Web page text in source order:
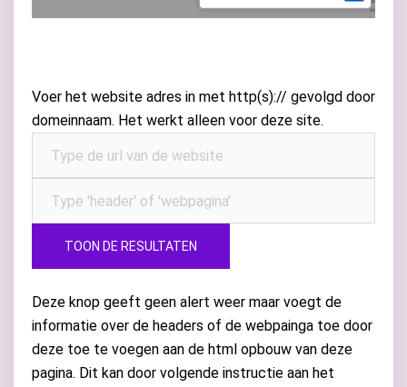
Voer het website adres in met http(s):// gevolgd door
domeinnaam. Het werkt alleen voor deze site.
TOON DE RESULTATEN
Deze knop geeft geen alert weer maar voegt de
informatie over de headers of de webpainga toe door
deze toe te voegen aan de html opbouw van deze
pagina. Dit kan door volgende instructie aan het